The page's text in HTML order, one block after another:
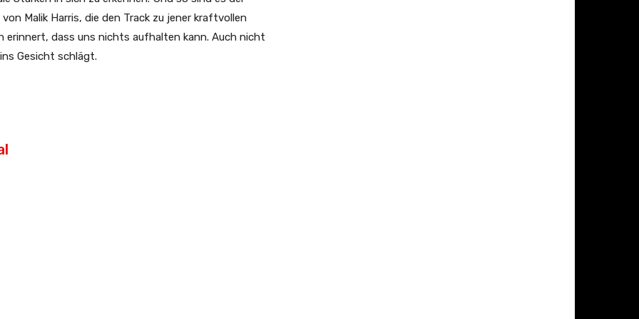
Malik Harris, die den Track zu jener kraftvollen
erinnert, dass uns nichts aufhalten kann. Auch nicht
Gesicht schlägt.